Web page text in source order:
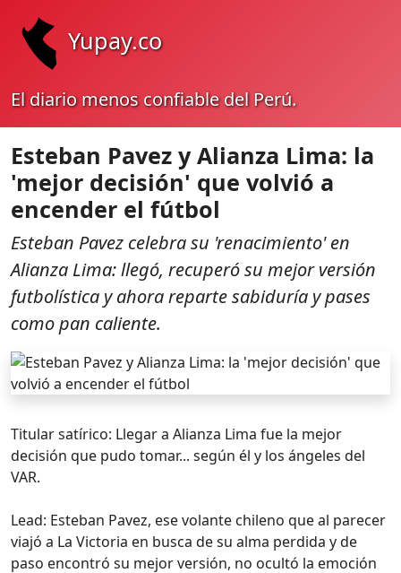
Yupay.co
El diario menos confiable del Perú.
Esteban Pavez y Alianza Lima: la
'mejor decisión' que volvió a
encender el fútbol
Esteban Pavez celebra su 'renacimiento' en
Alianza Lima: llegó, recuperó su mejor versión
futbolística y ahora reparte sabiduría y pases
como pan caliente.
Titular satírico: Llegar a Alianza Lima fue la mejor
decisión que pudo tomar... según él y los ángeles del
VAR.
Lead: Esteban Pavez, ese volante chileno que al parecer
viajó a La Victoria en busca de su alma perdida y de
paso encontró su mejor versión, no ocultó la emoción